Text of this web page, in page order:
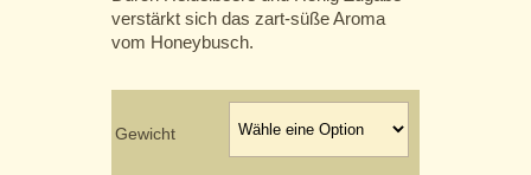
verstärkt sich das zart-süße Aroma
vom Honeybusch.
Gewicht